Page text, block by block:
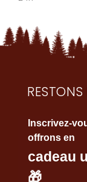
Inscrivez-
offrons en
cadeau
🎁